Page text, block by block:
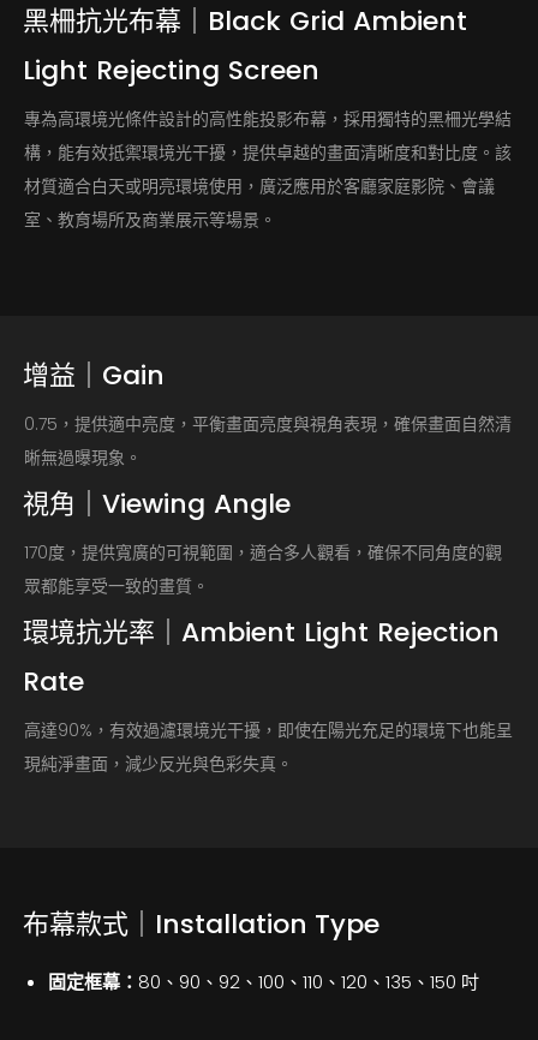
黑柵抗光布幕｜Black Grid Ambient
Light Rejecting Screen
專為高環境光條件設計的高性能投影布幕，採用獨特的黑柵光學結
構，能有效抵禦環境光干擾，提供卓越的畫面清晰度和對比度。該
材質適合白天或明亮環境使用，廣泛應用於客廳家庭影院、會議
室、教育場所及商業展示等場景。
增益｜Gain
0.75，提供適中亮度，平衡畫面亮度與視角表現，確保畫面自然清
晰無過曝現象。
視角｜Viewing Angle
170度，提供寬廣的可視範圍，適合多人觀看，確保不同角度的觀
眾都能享受一致的畫質。
環境抗光率｜Ambient Light Rejection
Rate
高達90%，有效過濾環境光干擾，即使在陽光充足的環境下也能呈
現純淨畫面，減少反光與色彩失真。
布幕款式｜Installation Type
固定框幕： 80、90、92、100、110、120、135、150 吋